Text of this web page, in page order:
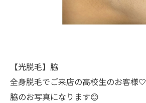
【光脱毛】脇
全身脱毛でご来店の高校生のお客様🤍
脇のお写真になります😊